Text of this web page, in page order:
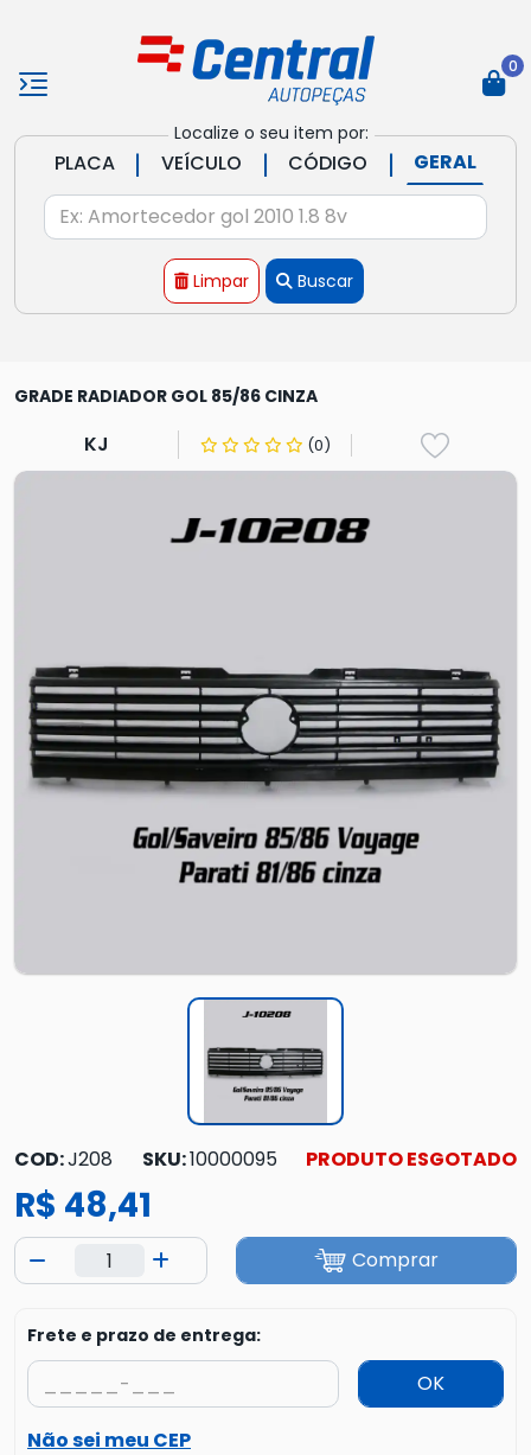
Localize o seu item por:
PLACA | VEÍCULO | CÓDIGO | GERAL
Limpar Buscar
0
GRADE RADIADOR GOL 85/86 CINZA
KJ (0)
COD:J208 SKU:10000095 PRODUTO ESGOTADO
R$ 48,41
Comprar
Frete e prazo de entrega:
OK
Não sei meu CEP